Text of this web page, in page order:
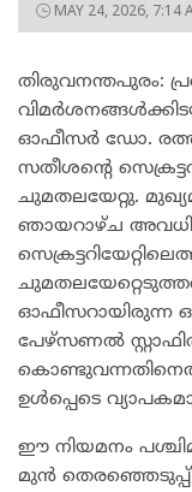
MAY 24, 2026, 7:14
തിരുവനന്തപുരം:
ഓഫീസർ ഡോ.
സതീശന്റെ
ചുമതലയേറ്റു.
ഞായറാഴ്ച അവധി
ഓഫീസറായിരുന്ന
പേഴ്സണൽ
ഉൾപ്പെടെ
​ഈ നിയമനം
മുൻ തെരഞ്ഞെടുപ്പ്